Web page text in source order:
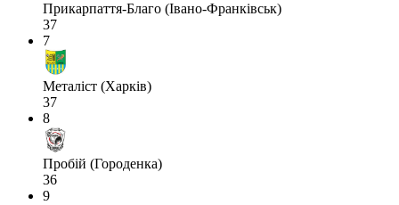
Прикарпаття-Благо (Івано-Франківськ)
37
7
Металіст (Харків)
37
8
Пробій (Городенка)
36
9